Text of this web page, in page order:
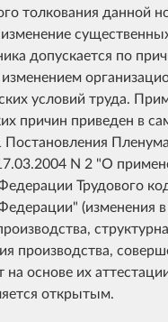
толкования данной
допускается по
условий труда.
причин приведен в
Постановления
N 2 "О
Трудового
(изменения в
производства,
на основе их
открытым.